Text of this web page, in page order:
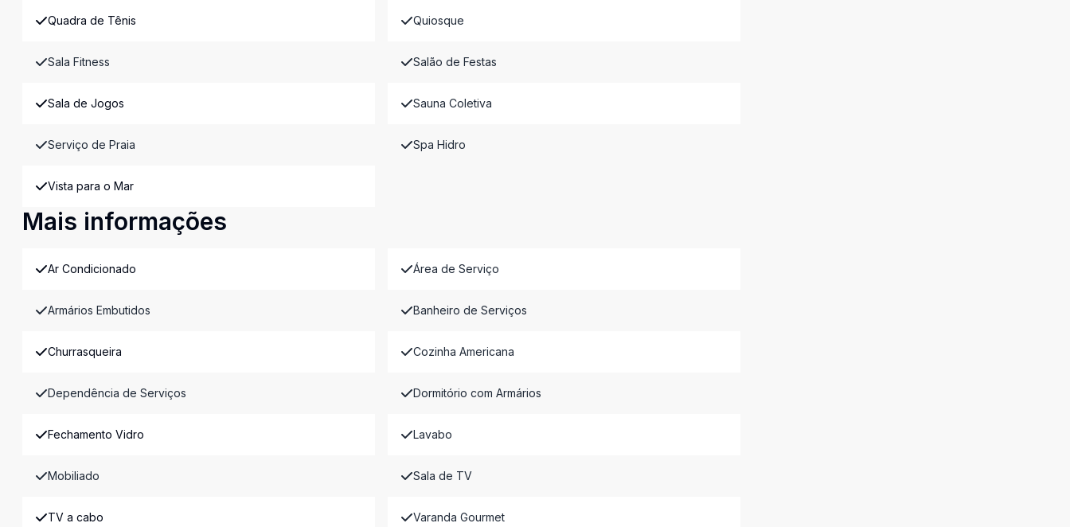
Quadra de Tênis Quiosque
Sala Fitness Salão de Festas
Sala de Jogos Sauna Coletiva
Serviço de Praia Spa Hidro
Vista para o Mar
Mais informações
Ar Condicionado Área de Serviço
Armários Embutidos Banheiro de Serviços
Churrasqueira Cozinha Americana
Dependência de Serviços Dormitório com Armários
Fechamento Vidro Lavabo
Mobiliado Sala de TV
TV a cabo Varanda Gourmet